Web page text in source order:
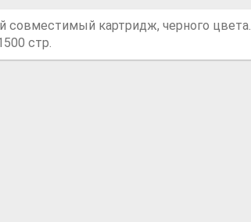
совместимый картридж, черного цвета.
стр.